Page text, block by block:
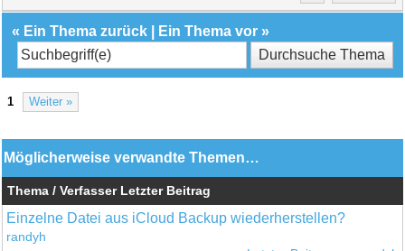
« Ein Thema zurück Ein Thema vor »
1 Weiter »
Möglicherweise verwandte Themen…
Thema / Verfasser Letzter Beitrag
Einzelne Datei aus iCloud Backup wiederherstellen?
randyh